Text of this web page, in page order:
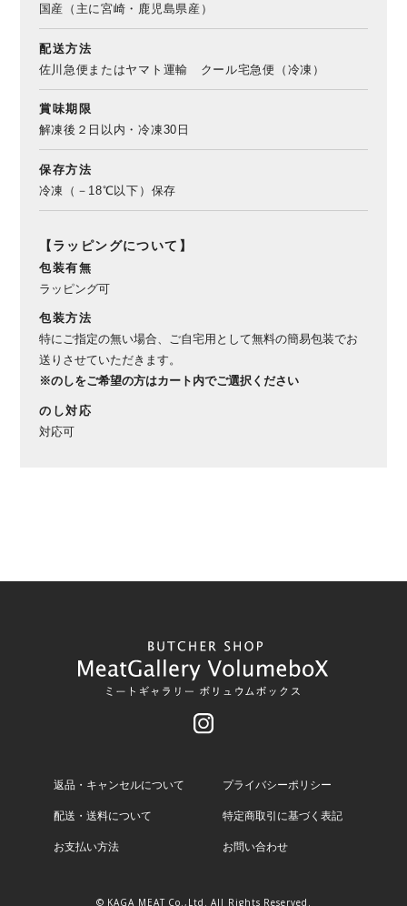
国産（主に宮崎・鹿児島県産）
配送方法
佐川急便またはヤマト運輸 クール宅急便（冷凍）
賞味期限
解凍後２日以内・冷凍30日
保存方法
冷凍（－18℃以下）保存
【ラッピングについて】
包装有無
ラッピング可
包装方法
特にご指定の無い場合、ご自宅用として無料の簡易包装でお
送りさせていただきます。
※のしをご希望の方はカート内でご選択ください
のし対応
対応可
返品・キャンセルについて プライバシーポリシー
配送・送料について 特定商取引に基づく表記
お支払い方法 お問い合わせ
© KAGA MEAT Co.,Ltd. All Rights Reserved.